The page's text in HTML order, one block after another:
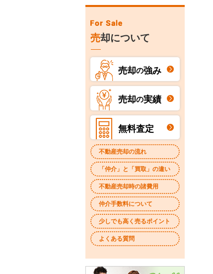
売却について
売却の強み
売却の実績
無料査定
不動産売却の流れ
「仲介」と「買取」の違い
不動産売却時の諸費用
仲介手数料について
少しでも高く売るポイント
よくある質問